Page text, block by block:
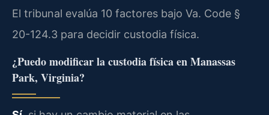
El tribunal evalúa 10 factores bajo Va. Code §
20-124.3 para decidir custodia física.
¿Puedo modificar la custodia física en Manassas
Park, Virginia?